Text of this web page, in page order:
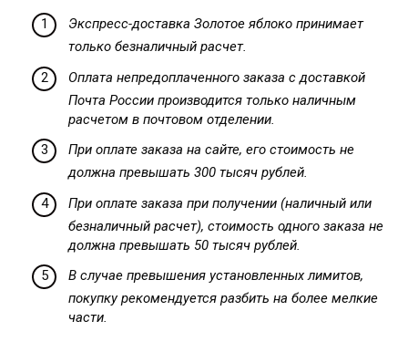
Экспресс-доставка Золотое яблоко принимает
только безналичный расчет.
Оплата непредоплаченного заказа с доставкой
Почта России производится только наличным
расчетом в почтовом отделении.
При оплате заказа на сайте, его стоимость не
должна превышать 300 тысяч рублей.
При оплате заказа при получении (наличный или
безналичный расчет), стоимость одного заказа не
должна превышать 50 тысяч рублей.
В случае превышения установленных лимитов,
покупку рекомендуется разбить на более мелкие
части.